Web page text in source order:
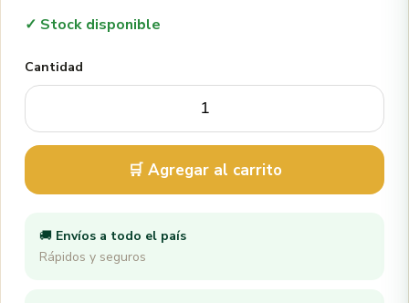
✓ Stock disponible
Cantidad
🛒 Agregar al carrito
🚚 Envíos a todo el país
Rápidos y seguros